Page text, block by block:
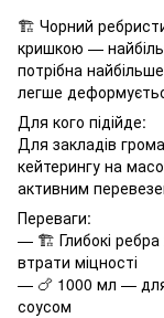
🏗️ Чорний
кришкою —
потрібна
легше
Для кого підійде:
Для закладів
кейтерингу на
активним
Переваги:
— 🏗️ Глибокі ребра
втрати міцності
— 🍗 1000 мл — для
соусом